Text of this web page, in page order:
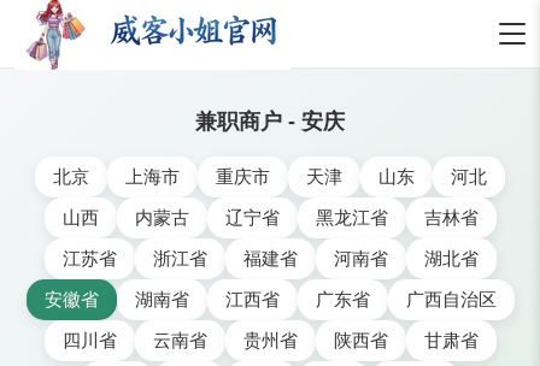
兼职商户 - 安庆
北京 上海市 重庆市 天津 山东
河北
山西
内蒙古 辽宁省 黑龙江省
吉林省
江苏省
浙江省 福建省 河南省
湖北省
安徽省
湖南省 江西省 广东省
广西自治区
四川省
云南省 贵州省 陕西省
甘肃省